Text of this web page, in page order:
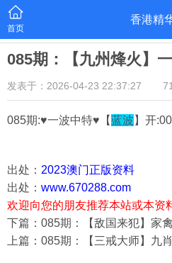
首页
香港精
085期：【九州烽火】
发表于：2026-04-23 22:37:27
085期:♥一波中特♥【蓝波 】开
出处： 2023澳门正版资料
出处： www.670288.com
欢迎向您的朋友推荐本站或本资
下篇：085期：【敌国来犯】家
上篇：085期：【三戒大师】九